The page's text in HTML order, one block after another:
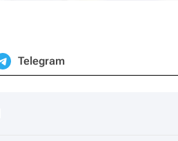
Telegram